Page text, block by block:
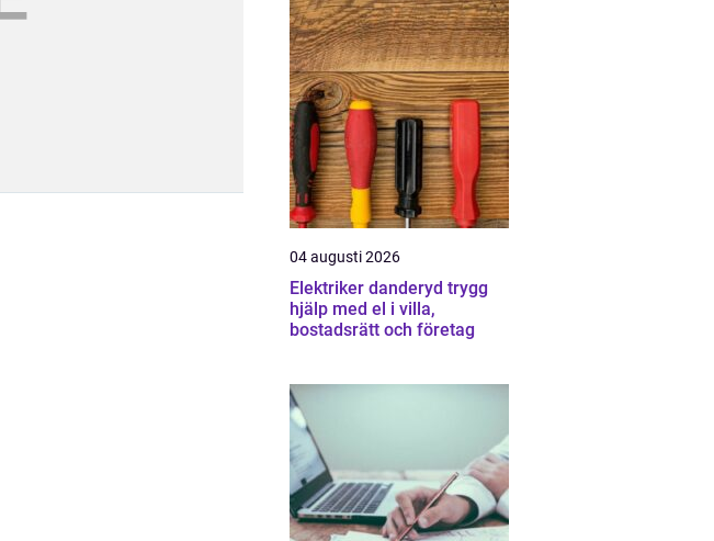
04 augusti 2026
Elektriker danderyd trygg
hjälp med el i villa,
bostadsrätt och företag